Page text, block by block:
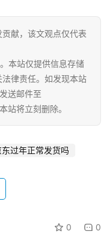
献，该文观点仅代表
本站仅提供信息存储
律责任。如发现本站
送邮件至
站将立刻删除。
东过年正常发货吗
0 0